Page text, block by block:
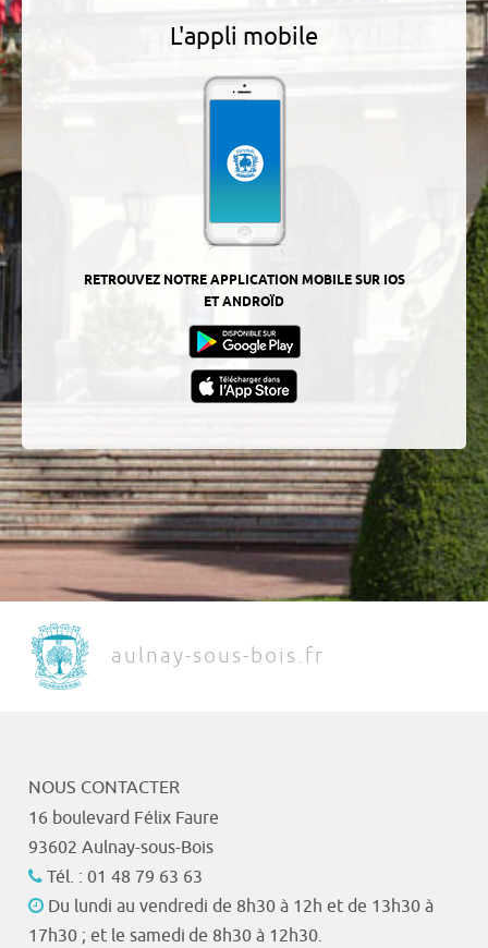
L'appli mobile
RETROUVEZ NOTRE APPLICATION MOBILE SUR IOS
ET ANDROÏD
aulnay-sous-bois.fr
NOUS CONTACTER
16 boulevard Félix Faure
93602 Aulnay-sous-Bois
Tél. : 01 48 79 63 63
Du lundi au vendredi de 8h30 à 12h et de 13h30 à
17h30 ; et le samedi de 8h30 à 12h30.